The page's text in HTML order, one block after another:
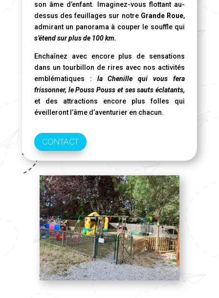
son âme d’enfant. Imaginez-vous flottant au-
dessus des feuillages sur notre Grande Roue,
admirant un panorama à couper le souffle qui
s’étend sur plus de 100 km.
Enchaînez avec encore plus de sensations
dans un tourbillon de rires avec nos activités
emblématiques : la Chenille qui vous fera
frissonner, le Pouss Pouss et ses sauts éclatants,
et des attractions encore plus folles qui
éveilleront l’âme d’aventurier en chacun.
CONTACT